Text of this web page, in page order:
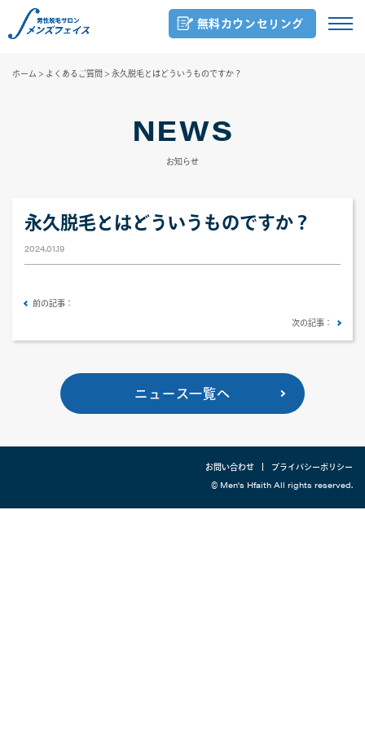
無料カウンセリング
ホーム > よくあるご質問 > 永久脱毛とはどういうものですか？
NEWS
お知らせ
永久脱毛とはどういうものですか？
2024.01.19
前の記事：
次の記事：
ニュース一覧へ
お問い合わせ プライバシーポリシー
© Men's Hfaith All rights reserved.